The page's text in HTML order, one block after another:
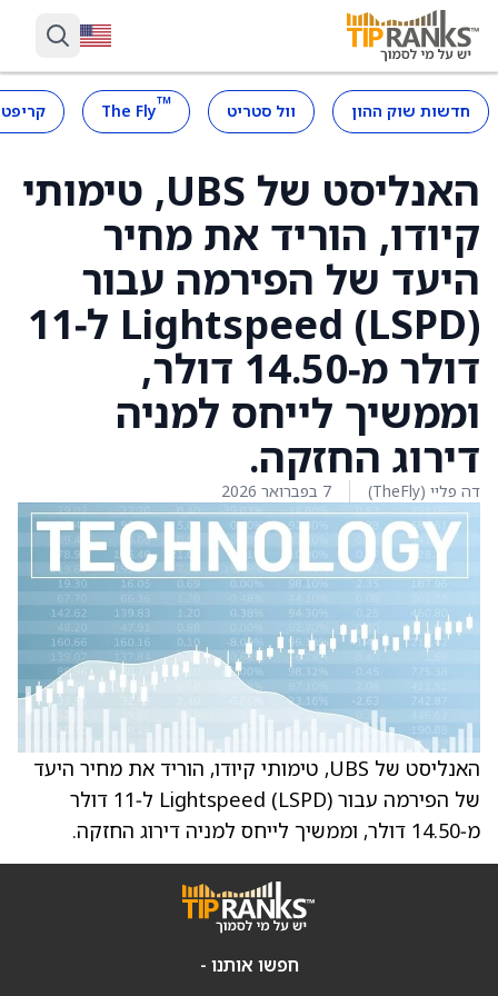
חדשות שוק ההון וול סטריט ™
The Fly
האנליסט של UBS, טימותי
קיודו, הוריד את מחיר
היעד של הפירמה עבור
Lightspeed (LSPD) ל‑11
דולר מ‑14.50 דולר,
וממשיך לייחס למניה
דירוג החזקה.
דה פליי (TheFly) 7 בפברואר 2026
האנליסט של UBS, טימותי קיודו, הוריד את מחיר היעד
של הפירמה עבור Lightspeed (LSPD) ל‑11 דולר
מ‑14.50 דולר, וממשיך לייחס למניה דירוג החזקה.
חפשו אותנו -